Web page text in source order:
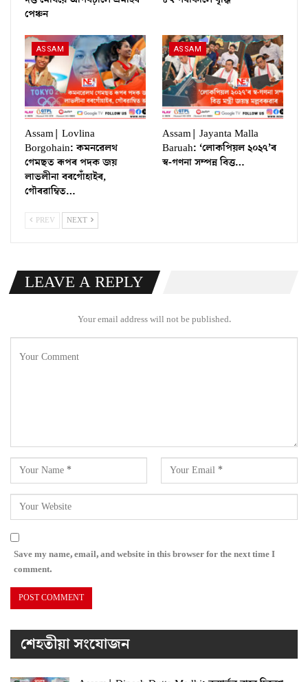
পেঞ্চন
ASSAM
Assam| Lovlina
Borgohain: কমনৱেলথ
গেমছত ৰূপৰ পদক জয়
লাভলীনা বৰগোঁহাইৰ,
গৌৰৱাম্বিত…
ASSAM
Assam| Jayanta Malla
Baruah: ‘লোকপিয়ল ২০২৭’ৰ
স্ব-গণনা সম্পন্ন বিত্ত…
PREV NEXT
LEAVE A REPLY
Your email address will not be published.
Save my name, email, and website in this browser for the next time I
comment.
শেহতীয়া সংযোজন